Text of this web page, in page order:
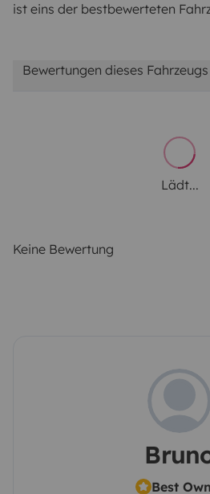
ist eins der bestbewerteten
Bewertungen dieses Fahrzeugs
Lädt...
Keine Bewertung
Best